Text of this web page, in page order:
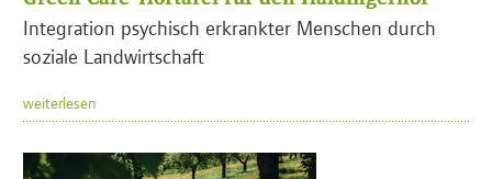
Integration psychisch erkrankter Menschen durch
soziale Landwirtschaft
weiterlesen